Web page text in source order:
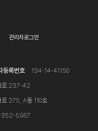
관리자로그인
등록번호
134-14-41150
로 237-42
로 275, A동 110호
352-5987